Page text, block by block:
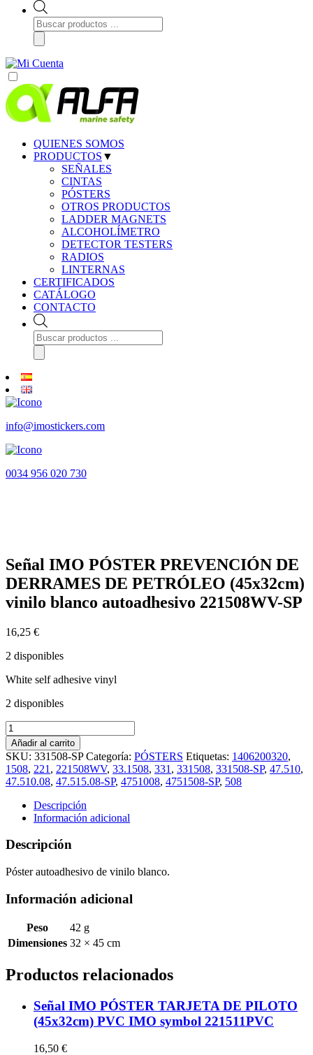
Búsqueda
de
productos
QUIENES SOMOS
PRODUCTOS ▼
SEÑALES
CINTAS
PÓSTERS
OTROS PRODUCTOS
LADDER MAGNETS
ALCOHOLÍMETRO
DETECTOR TESTERS
RADIOS
LINTERNAS
CERTIFICADOS
CATÁLOGO
CONTACTO
Búsqueda
de
productos
info@imostickers.com
0034 956 020 730
Señal IMO PÓSTER PREVENCIÓN DE
DERRAMES DE PETRÓLEO (45x32cm)
vinilo blanco autoadhesivo 221508WV-SP
16,25 €
2 disponibles
White self adhesive vinyl
2 disponibles
Señal
IMO
PÓSTER
PREVENCIÓN
DE
DERRAMES
PETRÓLEO
(45x32cm)
vinilo
blanco
autoadhesivo
221508WV-
cantidad
Añadir al carrito
SKU: 331508-SP Categoría: PÓSTERS Etiquetas: 1406200320,
1508, 221 , 221508WV, 33.1508, 331 , 331508, 331508-SP, 47.510,
47.510.08, 47.515.08-SP, 4751008, 4751508-SP, 508
Descripción
Información adicional
Descripción
Póster autoadhesivo de vinilo blanco.
Información adicional
Peso
42 g
Dimensiones 32 × 45 cm
Productos relacionados
Señal IMO PÓSTER TARJETA DE PILOTO
(45x32cm) PVC IMO symbol 221511PVC
16,50 €